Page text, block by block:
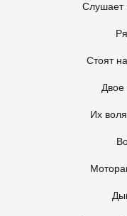
Слушает
Стоят
Двое
Их